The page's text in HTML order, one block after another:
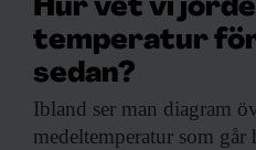
Hur vet vi
temperatur
sedan?
Ibland ser man diagram
medeltemperatur som går